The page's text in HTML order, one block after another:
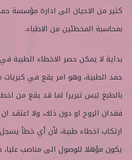
د
ا
ك
ر
و
ا
كثير من الاحيان الى ادارة مؤسسة
بمحاسبة المخطئين من الاطباء.
بداية لا يمكن حصر الاخطاء
حمد الطبية، وهو امر يقع في كبريات
بالطبع ليس تبريرا لما قد يقع من
فقدان الروح او دون ذلك، ولا اعتقد
ارتكاب اخطاء طبية، لأن أي خطأ
يكون مؤهلا للوصول الى مناصب عليا،